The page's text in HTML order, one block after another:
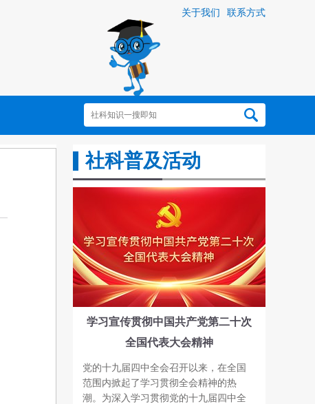
关于我们 联系方式
社科普及活动
学习宣传贯彻中国共产党第二十次
全国代表大会精神
党的十九届四中全会召开以来，在全国
范围内掀起了学习贯彻全会精神的热
潮。为深入学习贯彻党的十九届四中全